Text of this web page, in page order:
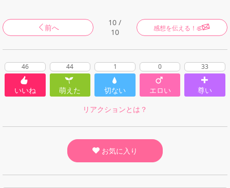
前へ
10 /
10
感想を伝える！
46
いいね
44
萌えた
1
切ない
0
エロい
33
尊い
リアクションとは？
お気に入り